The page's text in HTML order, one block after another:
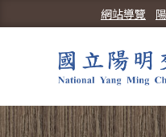
網站導覽